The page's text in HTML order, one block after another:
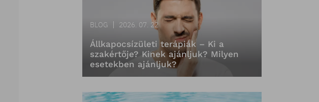
BLOG 2026. 07. 22
Állkapocsízületi terápiák – Ki a
szakértője? Kinek ajánljuk? Milyen
esetekben ajánljuk?